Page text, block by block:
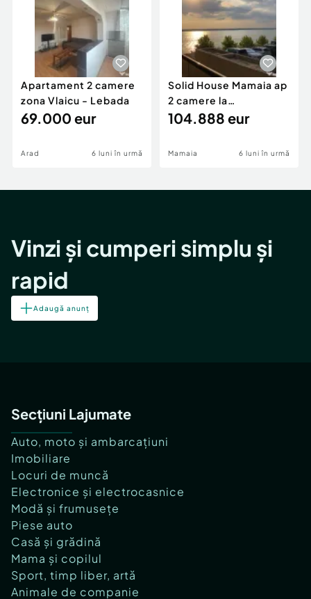
Apartament 2 camere
zona Vlaicu - Lebada
69.000 eur
Arad 6 luni în urmă
Solid House Mamaia ap
2 camere la
cheie,langa Mega
104.888 eur
Mamaia 6 luni în urmă
Vinzi și cumperi simplu și
rapid
Adaugă anunț
Secțiuni Lajumate
Auto, moto și ambarcațiuni
Imobiliare
Locuri de muncă
Electronice și electrocasnice
Modă și frumusețe
Piese auto
Casă și grădină
Mama și copilul
Sport, timp liber, artă
Animale de companie